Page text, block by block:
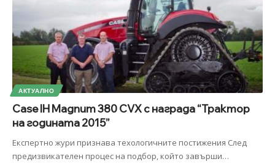
АКТУАЛНО
Case IH Magnum 380 CVX с награда “Трактор
на годината 2015”
Експертно жури признава техологичните постижения След
предизвикателен процес на подбор, който завърши…